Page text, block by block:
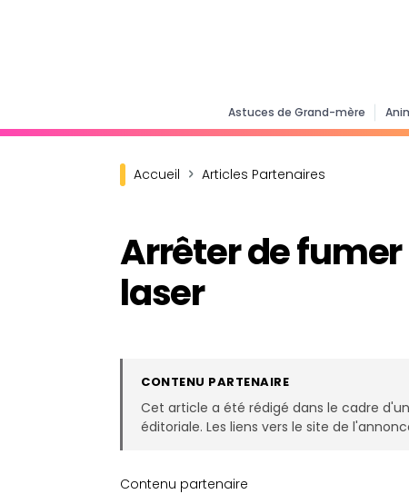
Astuces de Grand-mère
Accueil Articles Partenaires
Arrêter de
laser
CONTENU PARTENAIRE
Cet article a été rédigé dans le cadre
éditoriale. Les liens vers le site de
Contenu partenaire